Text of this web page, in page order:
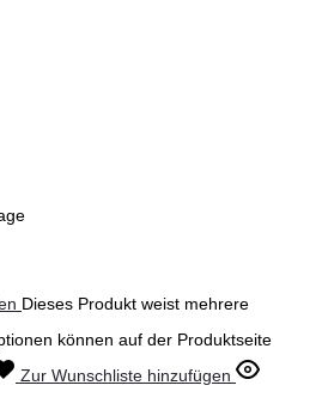
Dieses Produkt weist mehrere
können auf der Produktseite
Zur Wunschliste hinzufügen